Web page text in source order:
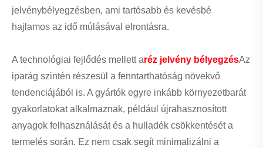
jelvénybélyegzésben, ami tartósabb és kevésbé
hajlamos az idő múlásával elrontásra.
A technológiai fejlődés mellett aréz jelvény bélyegzésAz
iparág szintén részesül a fenntarthatóság növekvő
tendenciájából is. A gyártók egyre inkább környezetbarát
gyakorlatokat alkalmaznak, például újrahasznosított
anyagok felhasználását és a hulladék csökkentését a
termelés során. Ez nem csak segít minimalizálni a